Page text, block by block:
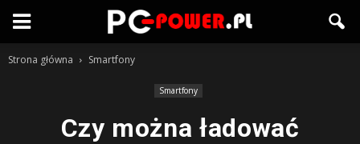
Strona główna Smartfony
Smartfony
Czy można ładować